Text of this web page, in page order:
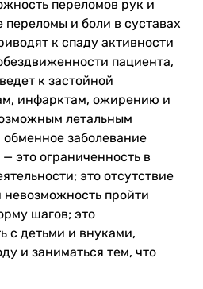
переломов рук и
и боли в суставах
к спаду активности
пациента,
к застойной
инфарктам, ожирению и
летальным
заболевание
это ограниченность в
это отсутствие
пройти
шагов; это
с детьми и внуками,
и заниматься тем, что